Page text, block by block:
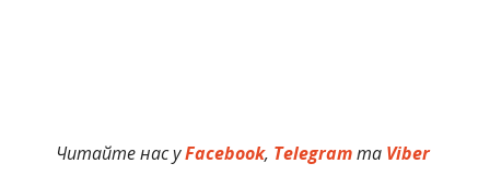
Читайте нас уFacebook, Telegramта Viber